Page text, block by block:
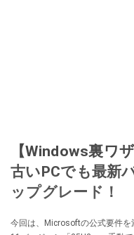
【Windows裏ワ
古いPCでも最新
ップグレード！
今回は、Microsoftの公式要件